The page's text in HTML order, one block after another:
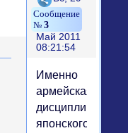
3
Май 2011
08:21:54
Именно
армейская
японского